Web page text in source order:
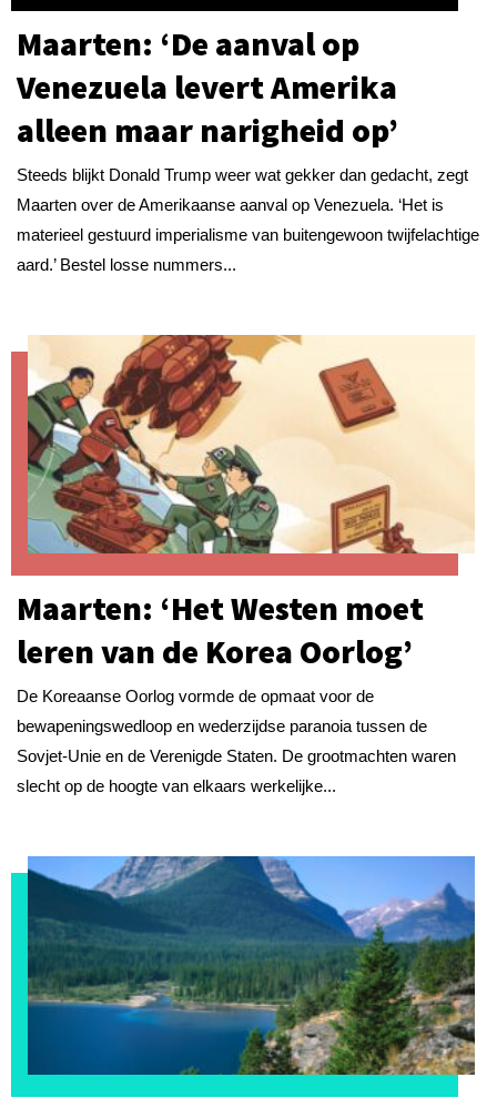
Maarten: ‘De aanval op
Venezuela levert Amerika
alleen maar narigheid op’
Steeds blijkt Donald Trump weer wat gekker dan gedacht, zegt
Maarten over de Amerikaanse aanval op Venezuela. ‘Het is
materieel gestuurd imperialisme van buitengewoon twijfelachtige
aard.’ Bestel losse nummers...
Maarten: ‘Het Westen moet
leren van de Korea Oorlog’
De Koreaanse Oorlog vormde de opmaat voor de
bewapeningswedloop en wederzijdse paranoia tussen de
Sovjet-Unie en de Verenigde Staten. De grootmachten waren
slecht op de hoogte van elkaars werkelijke...